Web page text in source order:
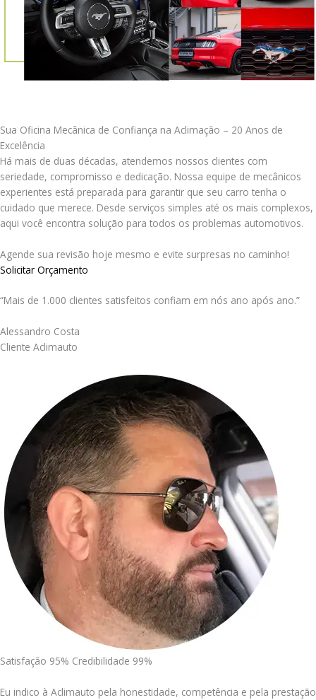
Sua Oficina Mecânica de Confiança na Aclimação – 20 Anos de
Excelência
Há mais de duas décadas, atendemos nossos clientes com
seriedade, compromisso e dedicação. Nossa equipe de mecânicos
experientes está preparada para garantir que seu carro tenha o
cuidado que merece. Desde serviços simples até os mais complexos,
aqui você encontra solução para todos os problemas automotivos.
Agende sua revisão hoje mesmo e evite surpresas no caminho!
Solicitar Orçamento
“Mais de 1.000 clientes satisfeitos confiam em nós ano após ano.”
Alessandro Costa
Cliente Aclimauto
Satisfação 95% Credibilidade 99%
Eu indico à Aclimauto pela honestidade, competência e pela prestação